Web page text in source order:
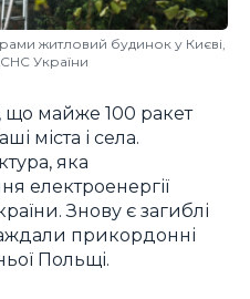
житловий будинок у Києві,
України
що майже 100 ракет
міста і села.
яка
електроенергії
Знову є загиблі
прикордонні
Польщі.